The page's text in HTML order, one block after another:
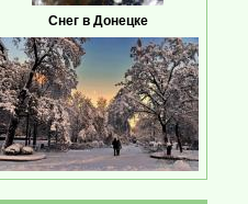
Снег в Донецке